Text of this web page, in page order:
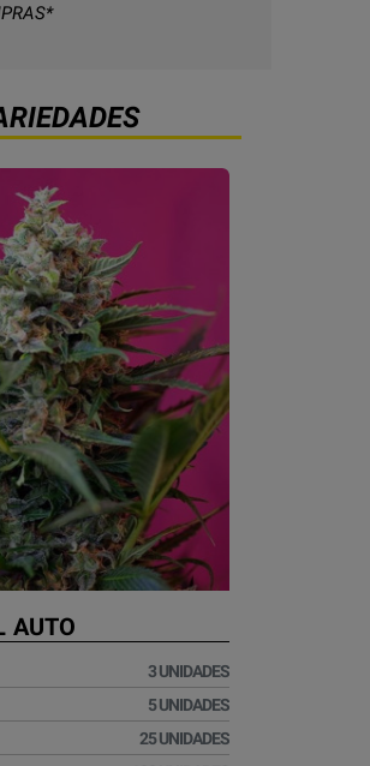
AUTO
3 UNIDADES
5 UNIDADES
25 UNIDADES